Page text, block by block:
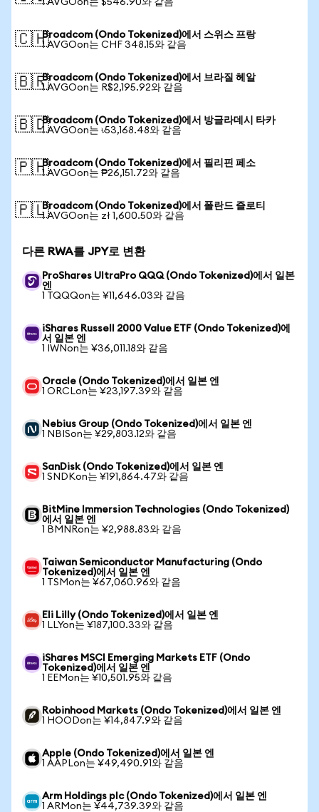
1 AVGOon는 $546.90와 같음
🇨🇭Broadcom (Ondo Tokenized)에서 스위스 프랑
1 AVGOon는 CHF 348.15와 같음
🇧🇷Broadcom (Ondo Tokenized)에서 브라질 헤알
1 AVGOon는 R$2,195.92와 같음
🇧🇩Broadcom (Ondo Tokenized)에서 방글라데시 타카
1 AVGOon는 ৳53,168.48와 같음
🇵🇭Broadcom (Ondo Tokenized)에서 필리핀 페소
1 AVGOon는 ₱26,151.72와 같음
🇵🇱Broadcom (Ondo Tokenized)에서 폴란드 즐로티
1 AVGOon는 zł 1,600.50와 같음
다른 RWA를 JPY로 변환
ProShares UltraPro QQQ (Ondo Tokenized)에서 일본
엔
1 TQQQon는 ¥11,646.03와 같음
iShares Russell 2000 Value ETF (Ondo Tokenized)에
서 일본 엔
1 IWNon는 ¥36,011.18와 같음
Oracle (Ondo Tokenized)에서 일본 엔
1 ORCLon는 ¥23,197.39와 같음
Nebius Group (Ondo Tokenized)에서 일본 엔
1 NBISon는 ¥29,803.12와 같음
SanDisk (Ondo Tokenized)에서 일본 엔
1 SNDKon는 ¥191,864.47와 같음
BitMine Immersion Technologies (Ondo Tokenized)
에서 일본 엔
1 BMNRon는 ¥2,988.83와 같음
Taiwan Semiconductor Manufacturing (Ondo
Tokenized)에서 일본 엔
1 TSMon는 ¥67,060.96와 같음
Eli Lilly (Ondo Tokenized)에서 일본 엔
1 LLYon는 ¥187,100.33와 같음
iShares MSCI Emerging Markets ETF (Ondo
Tokenized)에서 일본 엔
1 EEMon는 ¥10,501.95와 같음
Robinhood Markets (Ondo Tokenized)에서 일본 엔
1 HOODon는 ¥14,847.9와 같음
Apple (Ondo Tokenized)에서 일본 엔
1 AAPLon는 ¥49,490.91와 같음
Arm Holdings plc (Ondo Tokenized)에서 일본 엔
1 ARMon는 ¥44,739.39와 같음